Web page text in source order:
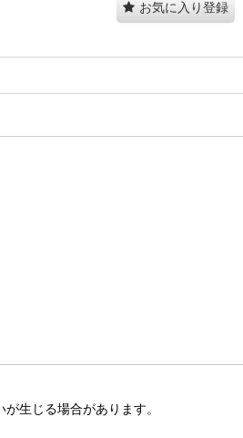
お気に入り登録
生じる場合があります。